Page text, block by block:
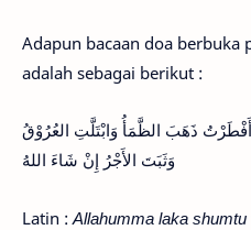
Adapun bacaan doa berbuka
adalah sebagai berikut :
ذَهَبَ الظَّمَأُ وَابْتَلَّتِ العُرُوْقُ
وَثَبَتَ الأَجْرُ إِنْ شَاءَ اللهُ
Latin : Allahumma laka